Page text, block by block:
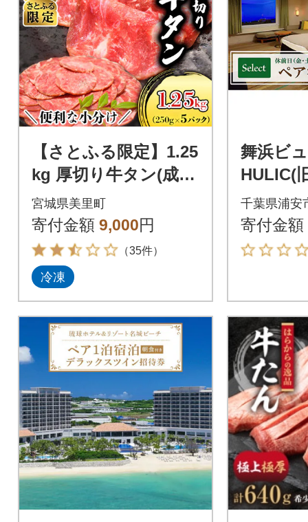
【さとふる限定】1.25
kg 厚切り牛タン(成
型) 5mm 分厚くて食
べ応えあり! 小分けで
便利!
宮城県美里町
寄付金額 9,000円
（35件）
冷凍
舞浜ビ
HULIC(
浜ホテ
千葉県浦安
寄付金額